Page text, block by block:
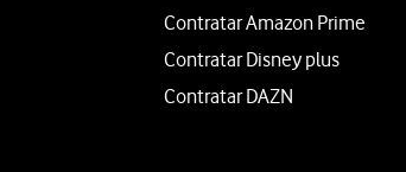
Contratar Amazon Prime
Contratar Disney plus
Contratar DAZN